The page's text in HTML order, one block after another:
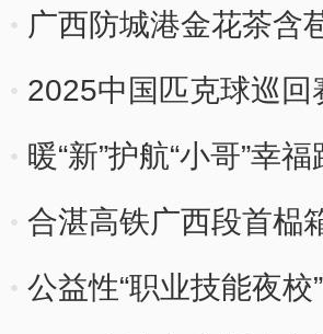
广西防城港金花茶含
2025中国匹克球巡
暖“新”护航“小哥”幸福
合湛高铁广西段首榀
公益性“职业技能夜